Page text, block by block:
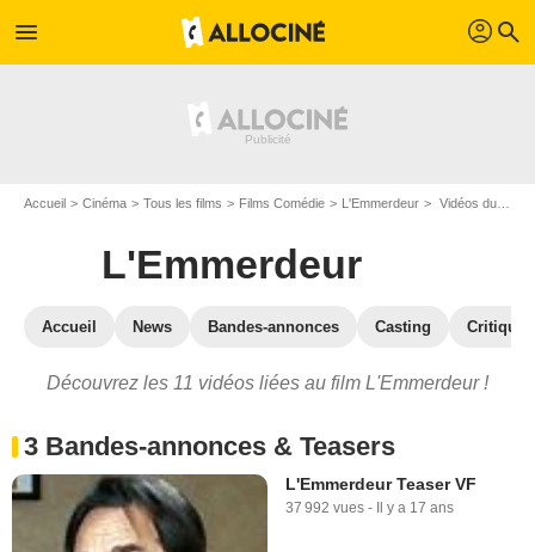
menu profil search
Accueil Cinéma Tous les films Films Comédie L'Emmerdeur Vidéos du film L'Emmerdeur
L'Emmerdeur
Accueil News Bandes-annonces Casting
Découvrez les 11 vidéos liées au film L'Emmerdeur !
3 Bandes-annonces & Teasers
L'Emmerdeur Teaser VF
37 992 vues - Il y a 17 ans